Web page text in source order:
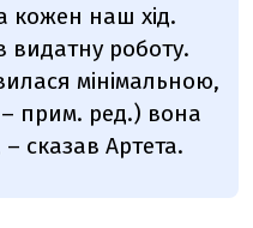
кожен наш хід.
видатну роботу.
мінімальною,
– прим. ред.) вона
сказав Артета.